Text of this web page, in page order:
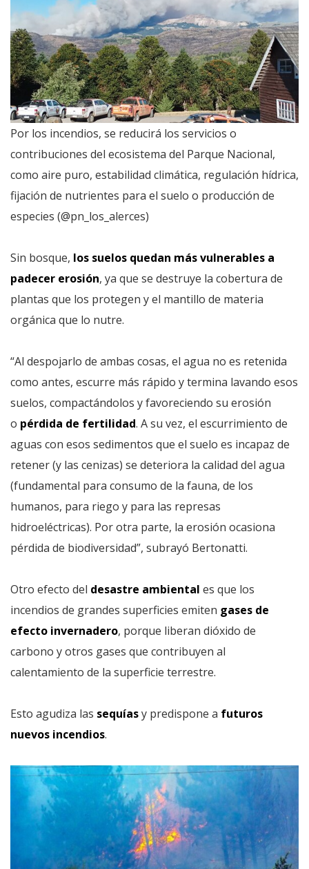
Por los incendios, se reducirá los servicios o
contribuciones del ecosistema del Parque Nacional,
como aire puro, estabilidad climática, regulación hídrica,
fijación de nutrientes para el suelo o producción de
especies (@pn_los_alerces)
Sin bosque, los suelos quedan más vulnerables a
padecer erosión, ya que se destruye la cobertura de
plantas que los protegen y el mantillo de materia
orgánica que lo nutre.
“Al despojarlo de ambas cosas, el agua no es retenida
como antes, escurre más rápido y termina lavando esos
suelos, compactándolos y favoreciendo su erosión
o pérdida de fertilidad. A su vez, el escurrimiento de
aguas con esos sedimentos que el suelo es incapaz de
retener (y las cenizas) se deteriora la calidad del agua
(fundamental para consumo de la fauna, de los
humanos, para riego y para las represas
hidroeléctricas). Por otra parte, la erosión ocasiona
pérdida de biodiversidad”, subrayó Bertonatti.
Otro efecto del desastre ambiental es que los
incendios de grandes superficies emiten gases de
efecto invernadero, porque liberan dióxido de
carbono y otros gases que contribuyen al
calentamiento de la superficie terrestre.
Esto agudiza las sequíasy predispone a futuros
nuevos incendios.